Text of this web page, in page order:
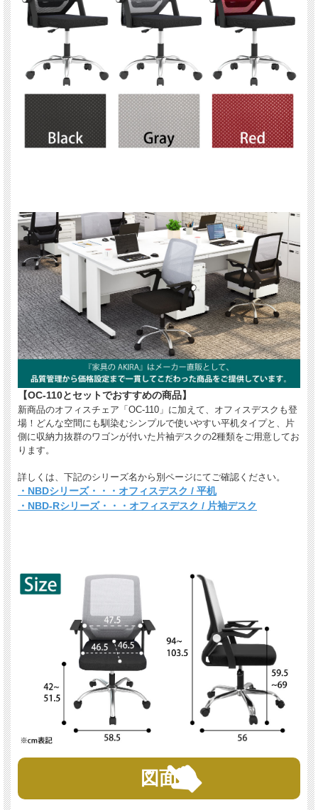
【OC-110とセットでおすすめの商品】
新商品のオフィスチェア「OC-110」に加えて、オフィスデスクも登
場！どんな空間にも馴染むシンプルで使いやすい平机タイプと、片
側に収納力抜群のワゴンが付いた片袖デスクの2種類をご用意してお
ります。
詳しくは、下記のシリーズ名から別ページにてご確認ください。
・NBDシリーズ・・・オフィスデスク / 平机
・NBD-Rシリーズ・・・オフィスデスク / 片袖デスク
図面